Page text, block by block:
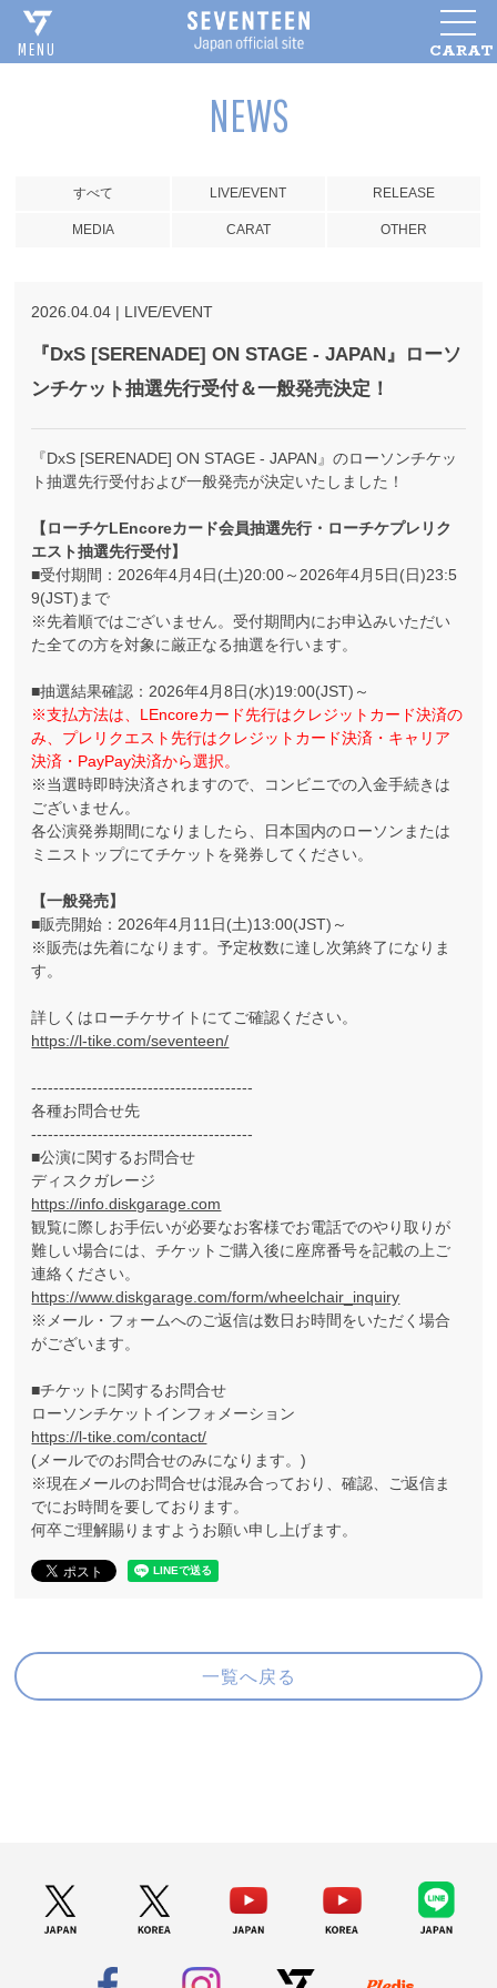
MENU CARAT
NEWS
すべて LIVE/EVENT RELEASE
MEDIA CARAT OTHER
2026 .04 .04 | LIVE/EVENT
『DxS [SERENADE] ON STAGE - JAPAN』ローソ
ンチケット抽選先行受付＆一般発売決定！
『DxS [SERENADE] ON STAGE - JAPAN』のローソンチケッ
ト抽選先行受付および一般発売が決定いたしました！
【ローチケLEncoreカード会員抽選先行・ローチケプレリク
エスト抽選先行受付】
■受付期間：2026年4月4日(土)20:00～2026年4月5日(日)23:5
9(JST)まで
※先着順ではございません。受付期間内にお申込みいただい
た全ての方を対象に厳正なる抽選を行います。
■抽選結果確認：2026年4月8日(水)19:00(JST)～
※支払方法は、LEncoreカード先行はクレジットカード決済の
み、プレリクエスト先行はクレジットカード決済・キャリア
決済・PayPay決済から選択。
※当選時即時決済されますので、コンビニでの入金手続きは
ございません。
各公演発券期間になりましたら、日本国内のローソンまたは
ミニストップにてチケットを発券してください。
【一般発売】
■販売開始：2026年4月11日(土)13:00(JST)～
※販売は先着になります。予定枚数に達し次第終了になりま
す。
詳しくはローチケサイトにてご確認ください。
https://l-tike.com/seventeen/
----------------------------------------
各種お問合せ先
----------------------------------------
■公演に関するお問合せ
ディスクガレージ
https://info.diskgarage.com
観覧に際しお手伝いが必要なお客様でお電話でのやり取りが
難しい場合には、チケットご購入後に座席番号を記載の上ご
連絡ください。
https://www.diskgarage.com/form/wheelchair_inquiry
※メール・フォームへのご返信は数日お時間をいただく場合
がございます。
■チケットに関するお問合せ
ローソンチケットインフォメーション
https://l-tike.com/contact/
(メールでのお問合せのみになります。)
※現在メールのお問合せは混み合っており、確認、ご返信ま
でにお時間を要しております。
何卒ご理解賜りますようお願い申し上げます。
一覧へ戻る